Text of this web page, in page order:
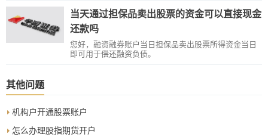
请您在账户激活后再转入担保品，避免后续无法转出和
卖出的情况。
当天通过担保品卖出股票的资金可以直接现金
还款吗
您好，融资融券账户当日担保品卖出股票所得资金当日
即可用于偿还融资负债。
其他问题
机构户开通股票账户
怎么办理股指期货开户